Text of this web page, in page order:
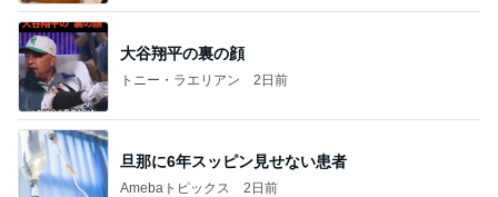
大谷翔平の裏の顔
トニー・ラエリアン 2日前
旦那に6年スッピン見せない患者
Amebaトピックス 2日前